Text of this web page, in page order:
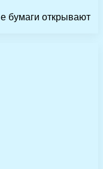
бумаги открывают